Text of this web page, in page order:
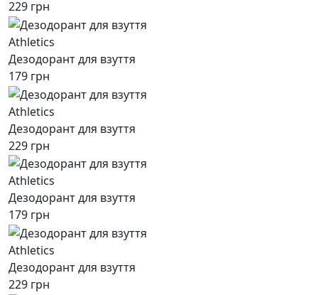
229 грн
Athletics
Дезодорант для взуття
179 грн
Athletics
Дезодорант для взуття
229 грн
Athletics
Дезодорант для взуття
179 грн
Athletics
Дезодорант для взуття
229 грн